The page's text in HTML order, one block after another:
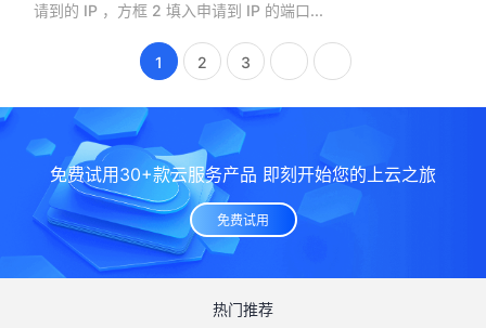
请到的 IP ，方框 2 填入申请到 IP 的端口...
1 2 3
免费试用30+款云服务产品 即刻开始您的上云之旅
免费试用
热门推荐